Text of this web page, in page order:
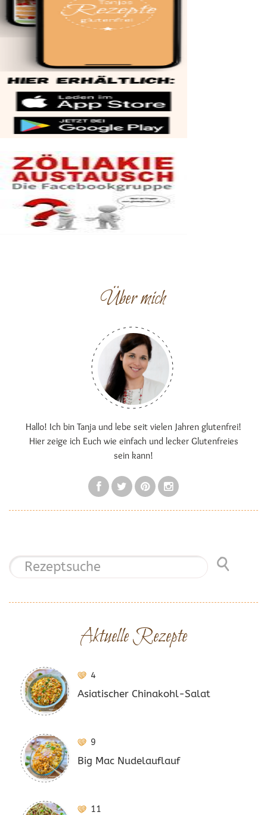
Über mich
Hallo! Ich bin Tanja und lebe seit vielen Jahren glutenfrei!
Hier zeige ich Euch wie einfach und lecker Glutenfreies
sein kann!
Aktuelle Rezepte
4
Asiatischer Chinakohl-Salat
9
Big Mac Nudelauflauf
11